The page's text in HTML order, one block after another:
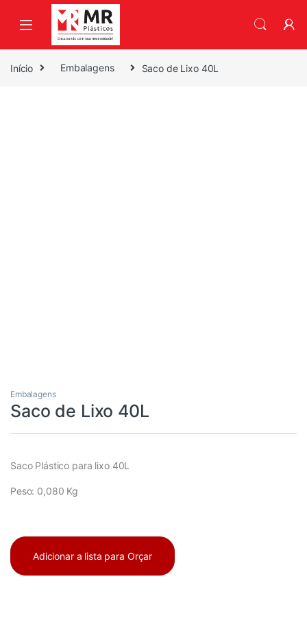
Skip to navigation
Skip to content
Início Embalagens Saco de Lixo 40L
Embalagens
Saco de Lixo 40L
Saco Plástico para lixo 40L
Peso: 0,080 Kg
Adicionar a lista para Orçar